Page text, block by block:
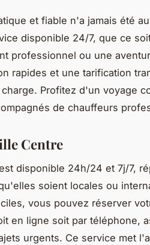
et fiable n'a jamais été
disponible 24/7, que ce
professionnel ou une
rapides et une tarification
Profitez d'un voyage
de chauffeurs
Centre
disponible 24h/24 et 7j/7,
soient locales ou
vous pouvez réserver
en ligne soit par téléphone,
urgents. Ce service met